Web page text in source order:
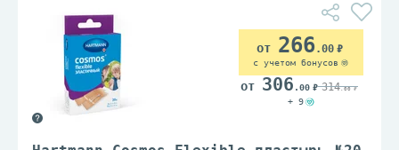
266.00
с учетом бонусов
306 .00 314.00
+ 9